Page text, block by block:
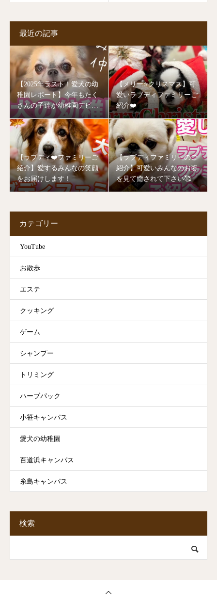
最近の記事
【2025年ラスト！愛犬の幼
稚園レポート】今年もたく
さんの子達が幼稚園デビュ
ーしました🥰
【メリー⭐️クリスマス】可
愛いラブディファミリーご
紹介❤️
【ラブディ❤️ファミリーご
紹介】愛するみんなの笑顔
をお届けします！
【ラブディファミリーのご
紹介】可愛いみんなのお姿
を見て癒されて下さい🥰
カテゴリー
YouTube
お散歩
エステ
クッキング
ゲーム
シャンプー
トリミング
ハーブパック
小笹キャンパス
愛犬の幼稚園
百道浜キャンパス
糸島キャンパス
検索